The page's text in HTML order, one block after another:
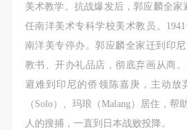
美术教学。抗战爆发后，郭应麟全家
任南洋美术专科学校美术教员。
南洋美专停办。郭应麟全家迁到印
教书、开办礼品店，彻底弃画从商
避难到印尼的侨领陈嘉庚，主动放
（Solo）、玛琅（Malang）居住，帮
人的搜捕，一直到日本战败投降。